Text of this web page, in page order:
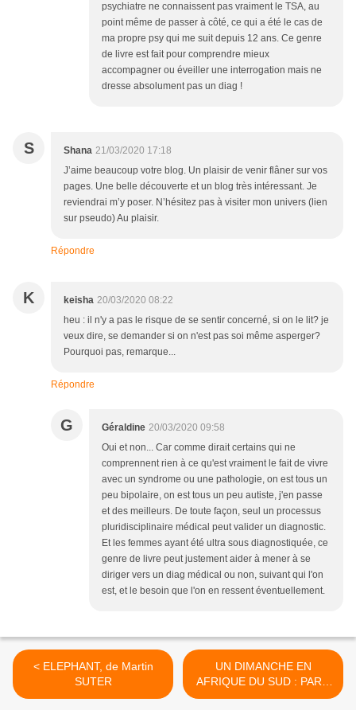
psychiatre ne connaissent pas vraiment le TSA, au
point même de passer à côté, ce qui a été le cas de
ma propre psy qui me suit depuis 12 ans. Ce genre
de livre est fait pour comprendre mieux
accompagner ou éveiller une interrogation mais ne
dresse absolument pas un diag !
S Shana 21/03/2020 17:18
J’aime beaucoup votre blog. Un plaisir de venir flâner sur vos
pages. Une belle découverte et un blog très intéressant. Je
reviendrai m’y poser. N’hésitez pas à visiter mon univers (lien
sur pseudo) Au plaisir.
Répondre
K keisha 20/03/2020 08:22
heu : il n'y a pas le risque de se sentir concerné, si on le lit? je
veux dire, se demander si on n'est pas soi même asperger?
Pourquoi pas, remarque...
Répondre
G Géraldine 20/03/2020 09:58
Oui et non... Car comme dirait certains qui ne
comprennent rien à ce qu'est vraiment le fait de vivre
avec un syndrome ou une pathologie, on est tous un
peu bipolaire, on est tous un peu autiste, j'en passe
et des meilleurs. De toute façon, seul un processus
pluridisciplinaire médical peut valider un diagnostic.
Et les femmes ayant été ultra sous diagnostiquée, ce
genre de livre peut justement aider à mener à se
diriger vers un diag médical ou non, suivant qui l'on
est, et le besoin que l'on en ressent éventuellement.
< ELEPHANT, de Martin
SUTER
UN DIMANCHE EN
AFRIQUE DU SUD : PARC
KRUGER 4/5 >